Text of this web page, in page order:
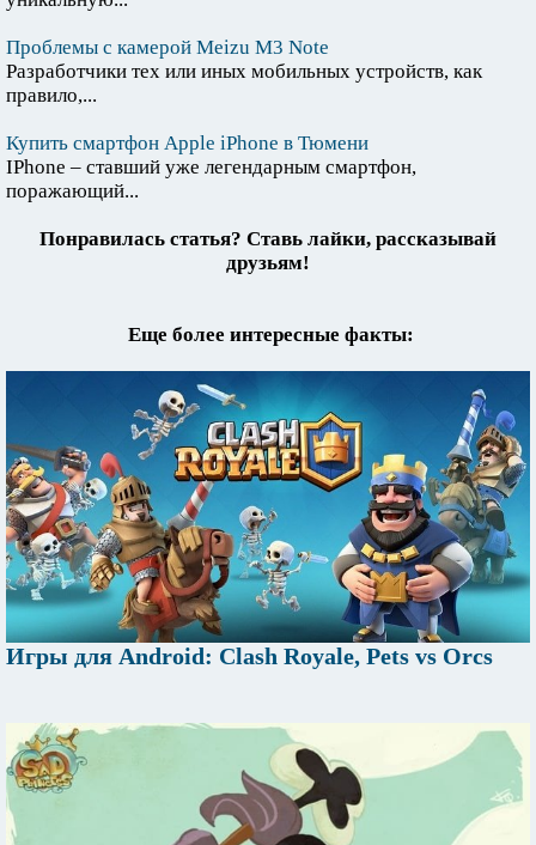
Проблемы с камерой Meizu M3 Note
Разработчики тех или иных мобильных устройств, как
правило,...
Купить смартфон Apple iPhone в Тюмени
IPhone – ставший уже легендарным смартфон,
поражающий...
Понравилась статья? Ставь лайки, рассказывай
друзьям!
Еще более интересные факты:
Игры для Android: Clash Royale, Pets vs Orcs